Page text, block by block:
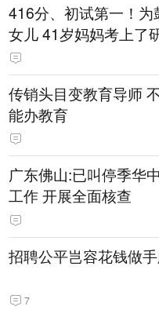
416分、初试第一！为
女儿 41岁妈妈考上了
传销头目变教育导师
能办教育
广东佛山:已叫停季华
工作 开展全面核查
招聘公平岂容花钱做
7